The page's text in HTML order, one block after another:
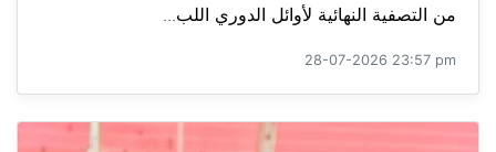
من التصفية النهائية لأوائل الدوري اللب...
28-07-2026 23:57 pm